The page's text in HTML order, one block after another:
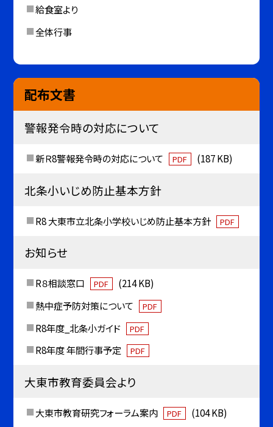
給食室より
全体行事
配布文書
警報発令時の対応について
新Ｒ8警報発令時の対応について PDF (187 KB)
北条小いじめ防止基本方針
R8 大東市立北条小学校いじめ防止基本方針 PDF
お知らせ
R８相談窓口 PDF
(214 KB)
熱中症予防対策について
PDF
R8年度_北条小ガイド PDF
R8年度 年間行事予定 PDF
大東市教育委員会より
大東市教育研究フォーラム案内 PDF
(104 KB)